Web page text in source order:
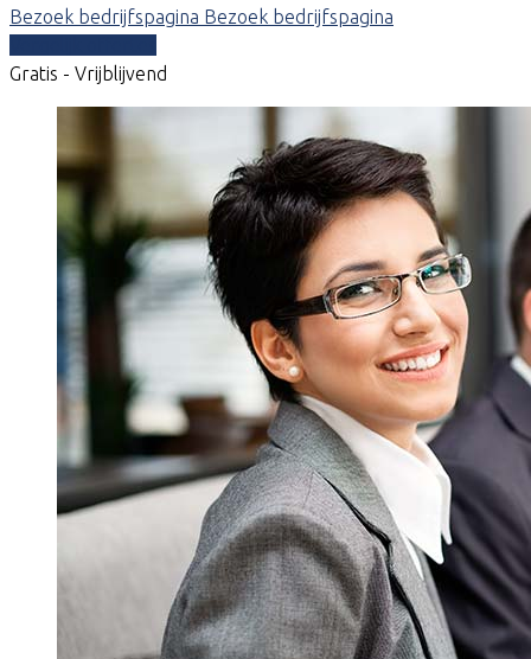
Bezoek bedrijfspagina Bezoek bedrijfspagina
Gratis - Vrijblijvend